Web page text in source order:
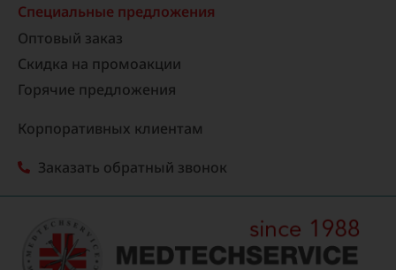
Специальные предложения
Оптовый заказ
Скидка на промоакции
Горячие предложения
Корпоративных клиентам
Заказать обратный звонок